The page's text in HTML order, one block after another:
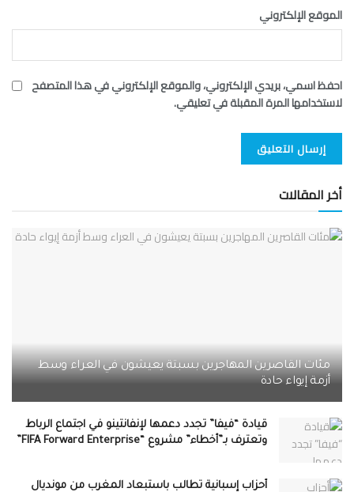
الموقع الإلكتروني
احفظ اسمي، بريدي الإلكتروني، والموقع الإلكتروني في هذا المتصفح
لاستخدامها المرة المقبلة في تعليقي.
أخر المقالات
مئات القاصرين المهاجرين بسبتة يعيشون في العراء وسط
أزمة إيواء حادة
قيادة “فيفا” تجدد دعمها لإنفانتينو في اجتماع الرباط
وتعترف بـ”أخطاء” مشروع “FIFA Forward Enterprise”
أحزاب إسبانية تطالب باستبعاد المغرب من مونديال